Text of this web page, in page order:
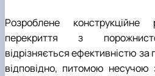
Розроблене конструкційне
перекриття з
відрізняється ефективністю за
відповідно, питомою несучою